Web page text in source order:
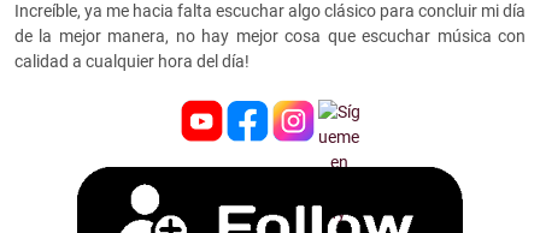
Increíble, ya me hacia falta escuchar algo clásico para concluir mi día
de la mejor manera, no hay mejor cosa que escuchar música con
calidad a cualquier hora del día!